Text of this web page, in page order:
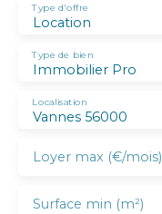
Location
Type d'offre
Immobilier Pro
Type de bien
Vannes 56000
Localisation
Loyer max (€/mois)
Surface min (m²)